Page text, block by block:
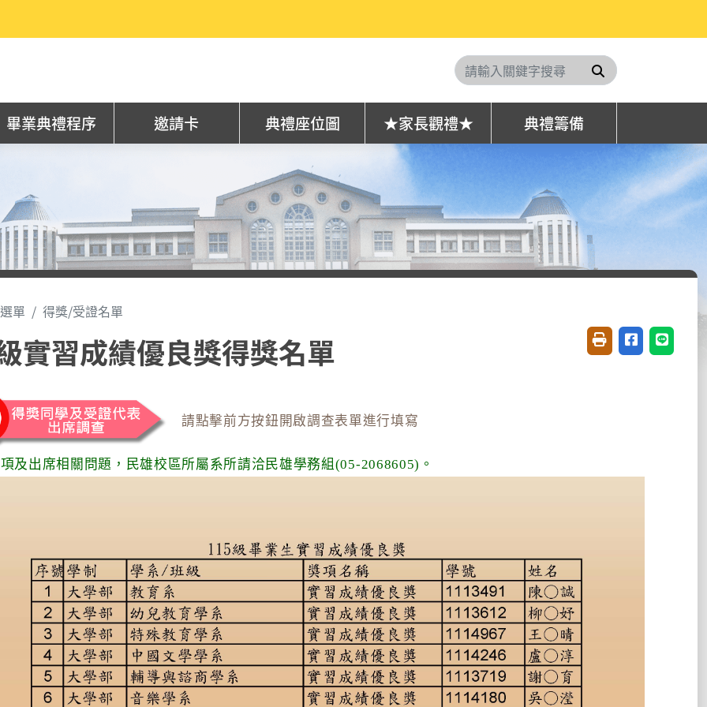
搜尋
畢業典禮程序 邀請卡 典禮座位圖 ★家長觀禮★ 典禮籌備
單 得獎/受證名單
實習成績優良獎得獎名單 友善列印(開新視窗)
分享至臉書(
分享至
請點擊前方按鈕開啟調查表單進行填寫
及出席相關問題，民雄校區所屬系所請洽民雄學務組(05-2068605)。